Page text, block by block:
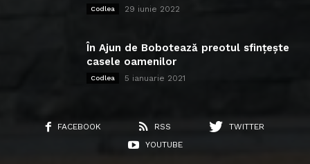
Codlea 29 iunie 2022
În Ajun de Bobotează preotul sfințește
casele oamenilor
Codlea 5 ianuarie 2021
FACEBOOK RSS
TWITTER
YOUTUBE